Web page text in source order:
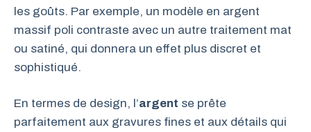
les goûts. Par exemple, un modèle en argent
massif poli contraste avec un autre traitement mat
ou satiné, qui donnera un effet plus discret et
sophistiqué.
En termes de design, l’argent se prête
parfaitement aux gravures fines et aux détails qui